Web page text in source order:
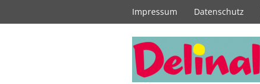
Impressum Datenschutz